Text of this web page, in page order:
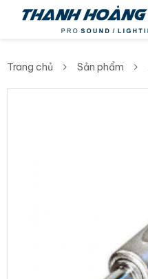
Trang chủ Sản phẩm